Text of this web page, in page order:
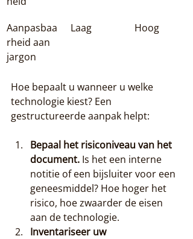
Aanpasbaa
rheid aan
jargon
Laag Hoog
Hoe bepaalt u wanneer u welke
technologie kiest? Een
gestructureerde aanpak helpt:
Bepaal het risiconiveau van het
document. Is het een interne
notitie of een bijsluiter voor een
geneesmiddel? Hoe hoger het
risico, hoe zwaarder de eisen
aan de technologie.
Inventariseer uw